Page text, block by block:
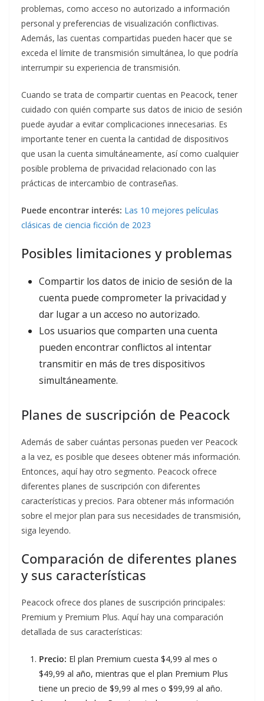
problemas, como acceso no autorizado a información
personal y preferencias de visualización conflictivas.
Además, las cuentas compartidas pueden hacer que se
exceda el límite de transmisión simultánea, lo que podría
interrumpir su experiencia de transmisión.
Cuando se trata de compartir cuentas en Peacock, tener
cuidado con quién comparte sus datos de inicio de sesión
puede ayudar a evitar complicaciones innecesarias. Es
importante tener en cuenta la cantidad de dispositivos
que usan la cuenta simultáneamente, así como cualquier
posible problema de privacidad relacionado con las
prácticas de intercambio de contraseñas.
Puede encontrar interés: Las 10 mejores películas
clásicas de ciencia ficción de 2023
Posibles limitaciones y problemas
Compartir los datos de inicio de sesión de la
cuenta puede comprometer la privacidad y
dar lugar a un acceso no autorizado.
Los usuarios que comparten una cuenta
pueden encontrar conflictos al intentar
transmitir en más de tres dispositivos
simultáneamente.
Planes de suscripción de Peacock
Además de saber cuántas personas pueden ver Peacock
a la vez, es posible que desees obtener más información.
Entonces, aquí hay otro segmento. Peacock ofrece
diferentes planes de suscripción con diferentes
características y precios. Para obtener más información
sobre el mejor plan para sus necesidades de transmisión,
siga leyendo.
Comparación de diferentes planes
y sus características
Peacock ofrece dos planes de suscripción principales:
Premium y Premium Plus. Aquí hay una comparación
detallada de sus características:
Precio: El plan Premium cuesta $4,99 al mes o
$49,99 al año, mientras que el plan Premium Plus
tiene un precio de $9,99 al mes o $99,99 al año.